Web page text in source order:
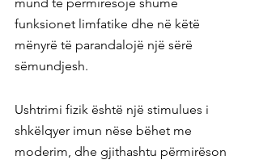
funksionet limfatike dhe në këtë
mënyrë të parandalojë një sërë
sëmundjesh.
Ushtrimi fizik është një stimulues i
shkëlqyer imun nëse bëhet me
moderim, dhe gjithashtu përmirëson